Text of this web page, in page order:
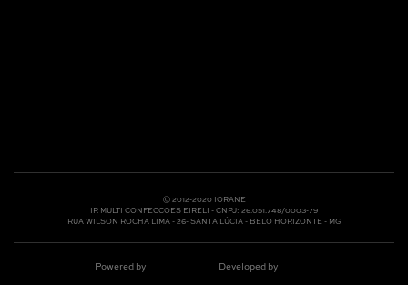
Nossas Lojas
Ⓒ 2012-2020 IORANE
IR MULTI CONFECCOES EIRELI - CNPJ: 26.051.748/0003-79
RUA WILSON ROCHA LIMA - 26- SANTA LÚCIA - BELO HORIZONTE - MG
Powered by Developed by